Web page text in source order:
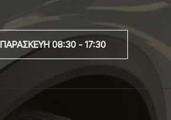
08:30 - 17:30